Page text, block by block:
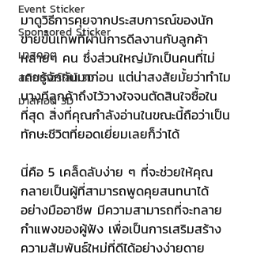
Event Sticker
Sponsored Sticker
มาสคอต
สติกเกอร์ไลน์ 3D
มาสคอต 3D
มาดูวิธีการคุยจากประสบการณ์ของนัก
ขายขั้นเทพที่ผ่านการดีลงานกับลูกค้า
หลายๆ คน ซึ่งส่วนใหญ่มักเป็นคนที่ไม่
เคยรู้จักกันมาก่อน แต่น่าสงสัยมั้ยว่าทำไม
บางทีลูกค้าถึงไว้วางใจจนตัดสินใจซื้อใน
ที่สุด สิ่งที่คุณกำลังอ่านในขณะนี้ถือว่าเป็น
ทักษะชีวิตที่ยอดเยี่ยมเลยก็ว่าได้
นี่คือ 5 เคล็ดลับง่าย ๆ ที่จะช่วยให้คุณ
กลายเป็นผู้ที่สามารถพูดคุยสนทนาได้
อย่างมืออาชีพ มีความสามารถที่จะทลาย
กำแพงของผู้ฟัง เพื่อเป็นการเสริมสร้าง
ความสัมพันธ์ใหม่ที่ดีได้อย่างง่ายดาย